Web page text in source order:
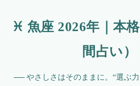
♓ 魚座 2026年｜本
間占い）
── やさしさはそのままに。“選ぶ力